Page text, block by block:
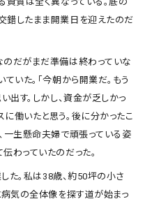
錯したまま開業日を迎えたのだ
のだがまだ準備は終わっていな
いた。「今朝から開業だ。もう
出す。しかし、資金が乏しかっ
働いたと思う。後に分かったこ
一生懸命夫婦で頑張っている姿
わっていたのだった。
た。私は38歳、約50坪の小さ
病気の全体像を探す道が始まっ